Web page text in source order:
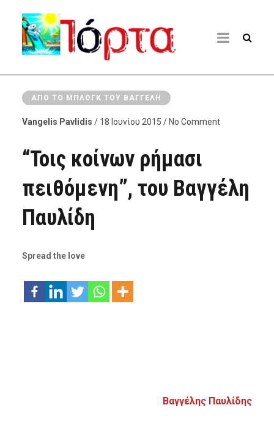
ΑΠΌ ΤΟ ΜΠΛΟΓΚ ΤΟΥ ΒΑΓΓΈΛΗ
Vangelis Pavlidis / 18 Ιουνίου 2015 / No Comment
“Τοις κοίνων ρήμασι
πειθόμενη”, του Βαγγέλη
Παυλίδη
Spread the love
Βαγγέλης Παυλίδης